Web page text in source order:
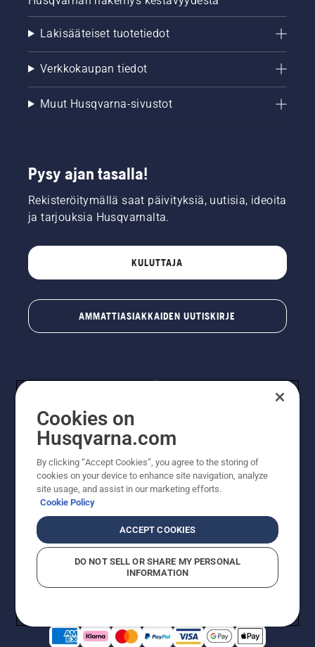
Lakisääteiset tuotetiedot
Verkkokaupan tiedot
Muut Husqvarna-sivustot
Pysy ajan tasalla!
Rekisteröitymällä saat päivityksiä, uutisia, ideoita
ja tarjouksia Husqvarnalta.
KULUTTAJA
AMMATTIASIAKKAIDEN UUTISKIRJE
© Husqvarna AB (publ). Kaikki oikeudet pidätetään.
Hinnat ovat suositushintoja. Varaamme oikeudet
hintamuutoksiin, kirjoitus- ja sisältövirheisiin. Sivusto
pyritään pitämään mahdollisimman ajantasaisena ja
suositushintoja (sis. alv), ellei tuotetta voi ostaa
suoraan verkkosivustoltamme.
EvästekäytäntöKäyttöehdotTietosuojailmoitusTiedot
Epäillyistä rikkomuksista ilmoittaminen
Cookies on
Husqvarna.com
By clicking “Accept Cookies”, you agree to the storing of
cookies on your device to enhance site navigation, analyze
site usage, and assist in our marketing efforts.
Cookie Policy
ACCEPT COOKIES
DO NOT SELL OR SHARE MY PERSONAL
INFORMATION